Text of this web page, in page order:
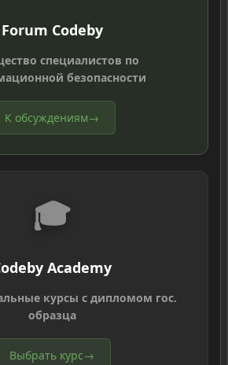
Forum Codeby
специалистов по
безопасности
К обсуждениям→
🎓
Academy
курсы с дипломом гос.
образца
Выбрать курс→